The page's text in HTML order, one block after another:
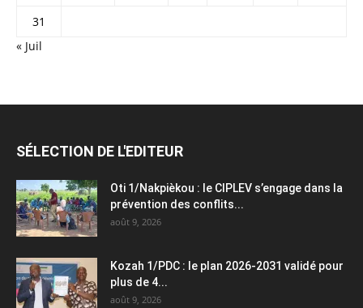
31
« Juil
SÉLECTION DE L'EDITEUR
Oti 1/Nakpièkou : le CIPLEV s’engage dans la
prévention des conflits...
août 9, 2026
Kozah 1/PDC : le plan 2026-2031 validé pour
plus de 4...
août 9, 2026